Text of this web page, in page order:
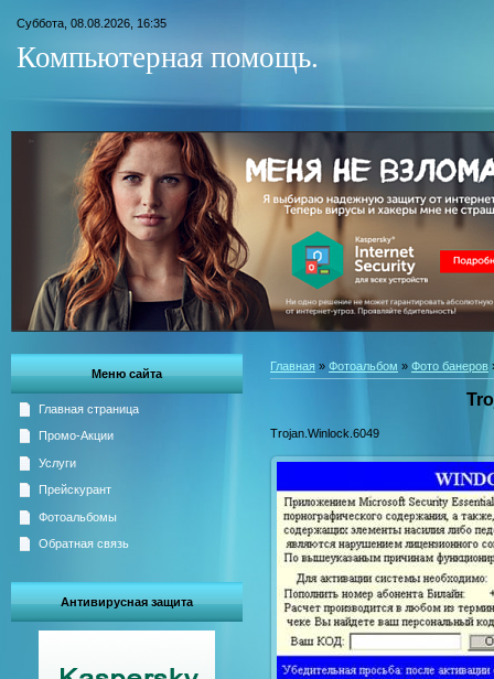
Суббота, 08.08.2026, 16:35
Компьютерная помощь.
Меню сайта
Главная страница
Промо-Акции
Услуги
Прейскурант
Фотоальбомы
Обратная связь
Антивирусная защита
Главная » Фотоальбом » Фото банеров
Trojan.Winlock.6049